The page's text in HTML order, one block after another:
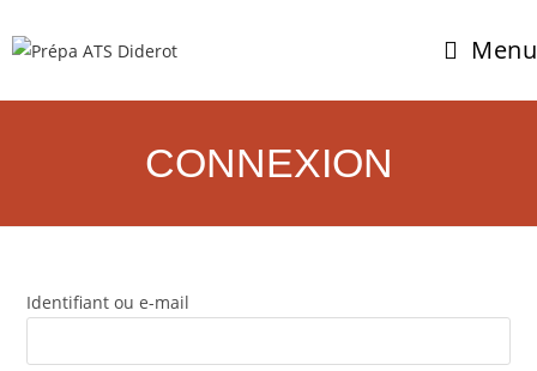
Menu
CONNEXION
Identifiant ou e-mail